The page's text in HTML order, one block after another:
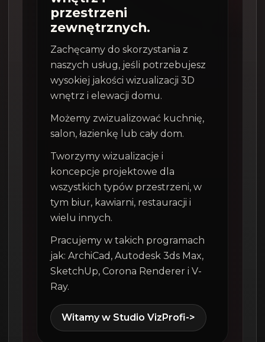
przestrzeni
zewnętrznych.
Zachęcamy do skorzystania z
naszych usług, jeśli potrzebujesz
wysokiej jakości wizualizacji 3D
wnętrz i elewacji domu.
Możemy zwizualizować kuchnię,
salon, łazienkę lub cały dom.
Tworzymy wizualizacje i
koncepcje projektowe dla
wszystkich typów przestrzeni, w
tym biur, kawiarni, restauracji i
wielu innych.
Pracujemy w takich programach
jak: ArchiCad, Autodesk 3ds Max,
SketchUp, Corona Renderer i V-
Ray.
Witamy w Studio VizProfi